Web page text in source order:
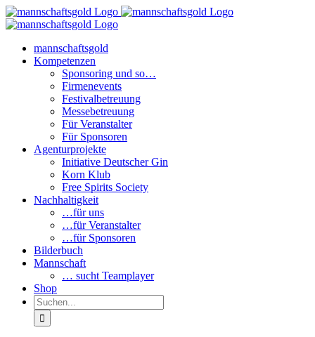
Zum
Inhalt
mannschaftsgold
Kompetenzen
Sponsoring und so…
Firmenevents
Festivalbetreuung
Messebetreuung
Für Veranstalter
Für Sponsoren
Agenturprojekte
Initiative Deutscher Gin
Korn Klub
Free Spirits Society
Nachhaltigkeit
…für uns
…für Veranstalter
…für Sponsoren
Bilderbuch
Mannschaft
… sucht Teamplayer
Shop
Suche
nach: